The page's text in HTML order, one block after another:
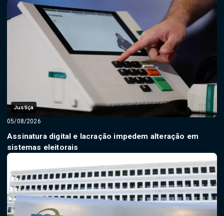
Justiça
05/08/2026
Assinatura digital e lacração impedem alteração em
sistemas eleitorais